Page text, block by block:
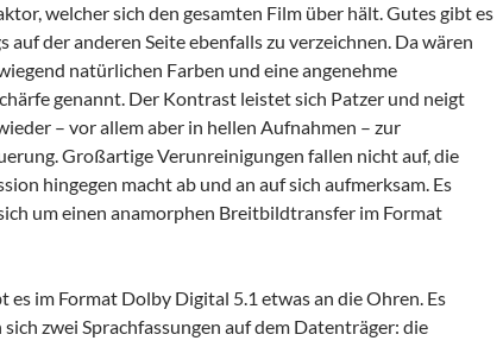
welcher sich den gesamten Film über hält. Gutes gibt es
auf der anderen Seite ebenfalls zu verzeichnen. Da wären
natürlichen Farben und eine angenehme
genannt. Der Kontrast leistet sich Patzer und neigt
– vor allem aber in hellen Aufnahmen – zur
Großartige Verunreinigungen fallen nicht auf, die
hingegen macht ab und an auf sich aufmerksam. Es
um einen anamorphen Breitbildtransfer im Format
es im Format Dolby Digital 5.1 etwas an die Ohren. Es
sich zwei Sprachfassungen auf dem Datenträger: die